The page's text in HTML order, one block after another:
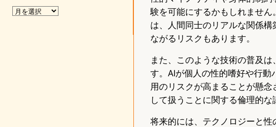
験を可能にするかもしれませ
は、人間同士のリアルな関係
ながるリスクもあります。
また、このような技術の普及
す。AIが個人の性的嗜好や行
用のリスクが高まることが懸
して扱うことに関する倫理的な
将来的には、テクノロジーと